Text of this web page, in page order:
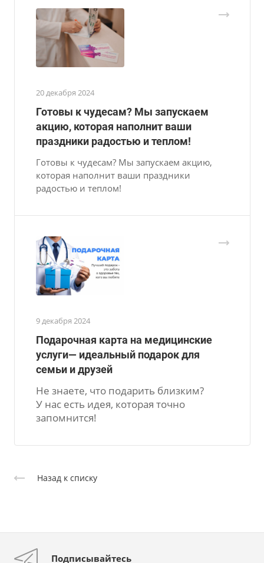
20 декабря 2024
Готовы к чудесам? Мы запускаем
акцию, которая наполнит ваши
праздники радостью и теплом!
Готовы к чудесам? Мы запускаем акцию,
которая наполнит ваши праздники
радостью и теплом!
9 декабря 2024
Подарочная карта на медицинские
услуги— идеальный подарок для
семьи и друзей
Не знаете, что подарить близким?
У нас есть идея, которая точно
запомнится!
Назад к списку
Подписывайтесь